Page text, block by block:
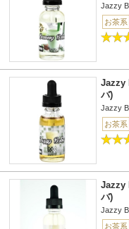
Jazzy
お茶系
Jazzy
バ)
Jazzy
お茶系
Jazzy
バ)
Jazzy
お茶系